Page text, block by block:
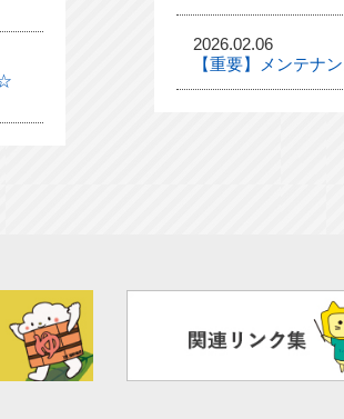
2026.02.06
【重要】メンテナ